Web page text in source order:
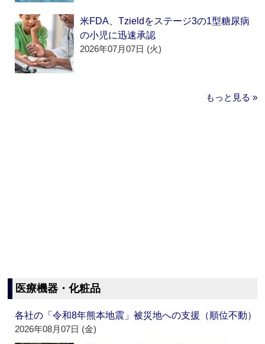
米FDA、Tzieldをステージ3の1型糖尿病
の小児に迅速承認
2026年07月07日 (火)
もっと見る »
医療機器・化粧品
各社の「令和8年熊本地震」被災地への支援（順位不動）
2026年08月07日 (金)